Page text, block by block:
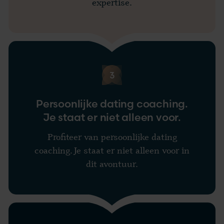
3
Persoonlijke dating coaching.
Je staat er niet alleen voor.
Profiteer van persoonlijke dating
coaching. Je staat er niet alleen voor in
dit avontuur.